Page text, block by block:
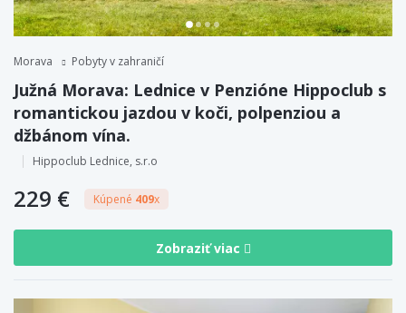
Morava Pobyty v zahraničí
Južná Morava: Lednice v Penzióne Hippoclub s
romantickou jazdou v koči, polpenziou a
džbánom vína.
Hippoclub Lednice, s.r.o
229 € Kúpené 409x
Zobraziť viac